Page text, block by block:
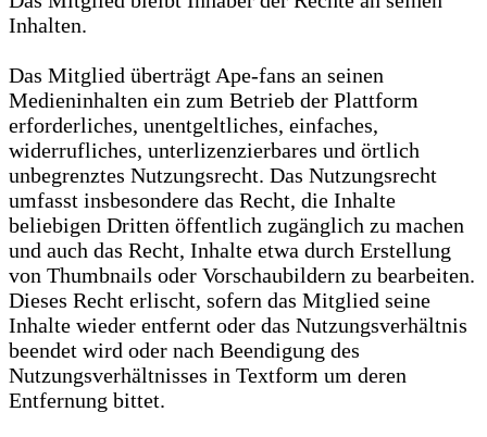
Inhalten.
Das Mitglied überträgt Ape-fans an seinen
Medieninhalten ein zum Betrieb der Plattform
erforderliches, unentgeltliches, einfaches,
widerrufliches, unterlizenzierbares und örtlich
unbegrenztes Nutzungsrecht. Das Nutzungsrecht
umfasst insbesondere das Recht, die Inhalte
beliebigen Dritten öffentlich zugänglich zu machen
und auch das Recht, Inhalte etwa durch Erstellung
von Thumbnails oder Vorschaubildern zu bearbeiten.
Dieses Recht erlischt, sofern das Mitglied seine
Inhalte wieder entfernt oder das Nutzungsverhältnis
beendet wird oder nach Beendigung des
Nutzungsverhältnisses in Textform um deren
Entfernung bittet.